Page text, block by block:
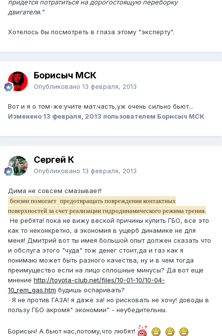
придется потратиться на дорогостоящую переборку
двигателя."
Хотелось бы посмотреть в глаза этому "эксперту".
Борисыч МСК
Опубликовано 13 февраля, 2013
Вот и я о том-же:учите мат.часть,уж очень сильно бьют...
Изменено 13 февраля, 2013 пользователем Борисыч МСК
Сергей К
Опубликовано 13 февраля, 2013
Дима не совсем смазывает!
бензин помогает предотвращать повреждения контактных
поверхностей за счет реализации гидродинамического режима трения.
Не ребята! пока не вижу веской причины купить ГБО, все это
как то неконкретно, а экономия в ущерб динамике не для
меня! Дмитрий вот ты имея большой опыт должен сказать что
и обслуга этого "чуда" тож денег стоит,да и газ как я
понимаю может быть разного качества, ну и в чем тогда
преимущество если на лицо сплошные минусы? Да вот еще
мнение http://toyota-club.net/files/10-01-10/10-04-
10_rem_gas.htm будишь оспаривать?
Я не против ГАЗА! я даже за! но рисковать не хочу! доводы в
пользу ГБО акромя" экономии" - неубедительны.
Борисыч! А бьют нас,потому,что любят!